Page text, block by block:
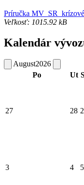
Príručka
Veľkosť: 1015.92 kB
Kalendár
August2026
Po
Ut
27 28
3 4 5